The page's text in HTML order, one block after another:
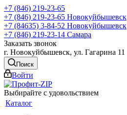
+7 (846) 219-23-65
+7 (846) 219-23-65 Новокуйбышевск
+7 (84635) 3-84-52 Новокуйбышевск
+7 (846) 219-23-14 Самара
Заказать звонок
г. Новокуйбышевск, ул. Гагарина 11
Поиск
Войти
Выбирайте с удовольствием
Каталог